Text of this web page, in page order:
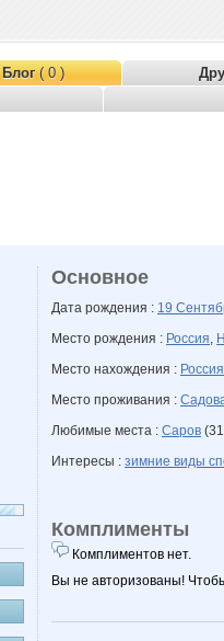
Блог( 0 )
Основное
Дата рождения : 19
Место рождения : Россия,
Место нахождения : Россия
Место проживания :
Любимые места : Саров
Интересы : зимние виды
Комплименты
Комплиментов нет.
Вы не авторизованы!